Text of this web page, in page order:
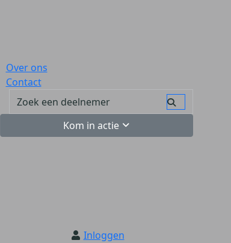
Over ons
Contact
Kom in actie
Inloggen